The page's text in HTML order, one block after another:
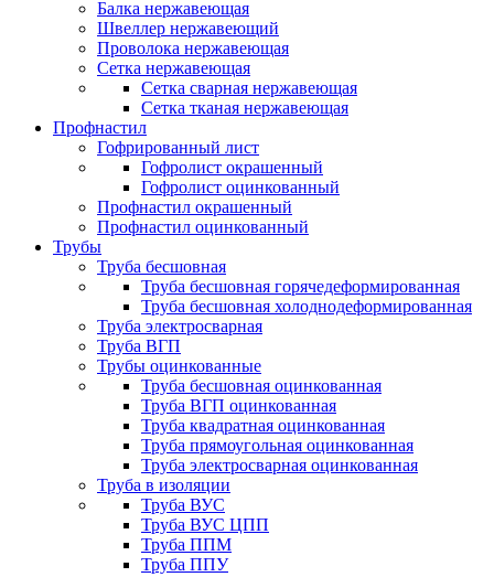
Балка нержавеющая
Швеллер нержавеющий
Проволока нержавеющая
Сетка нержавеющая
Сетка сварная нержавеющая
Сетка тканая нержавеющая
Профнастил
Гофрированный лист
Гофролист окрашенный
Гофролист оцинкованный
Профнастил окрашенный
Профнастил оцинкованный
Трубы
Труба бесшовная
Труба бесшовная горячедеформированная
Труба бесшовная холоднодеформированная
Труба электросварная
Труба ВГП
Трубы оцинкованные
Труба бесшовная оцинкованная
Труба ВГП оцинкованная
Труба квадратная оцинкованная
Труба прямоугольная оцинкованная
Труба электросварная оцинкованная
Труба в изоляции
Труба ВУС
Труба ВУС ЦПП
Труба ППМ
Труба ППУ